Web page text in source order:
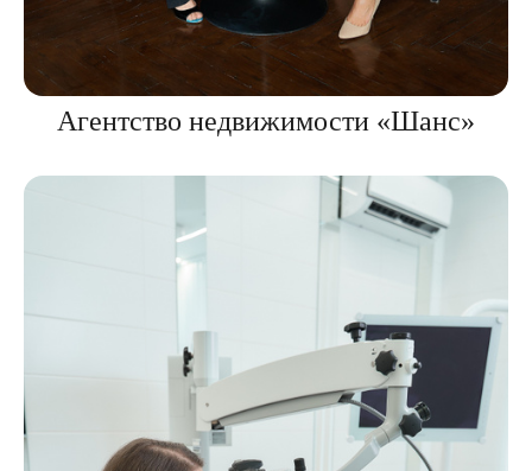
Агентство недвижимости «Шанс»